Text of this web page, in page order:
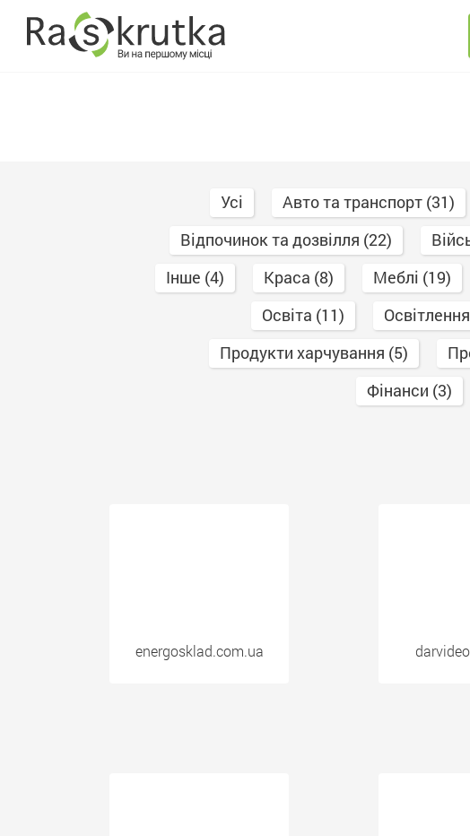
216.73.217.129
content
Усі Авто та транспорт (31)
Відпочинок та дозвілля (22)
Інше (4)
Краса (8) Меблі (19)
Освіта (11)
Продукти харчування (5)
Фінанси (3)
energosklad.com.ua